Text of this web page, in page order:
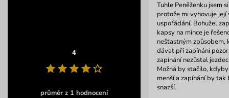
4
průměr z 1 hodnocení
Tuhle Peněženku jsem
protože mi vyhovuje její
uspořádání. Bohužel
kapsy na mince je
nešťastným způsobem,
dávat při zapínání
zapínání nezůstal
Možná by stačilo,
menší a zapínání by tak
snazší.